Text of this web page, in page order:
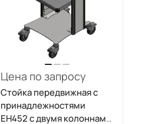
Цена по запросу
Стойка передвижная с
принадлежностями
ЕН452 с двумя колоннами